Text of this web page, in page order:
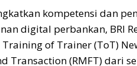
kompetensi dan
digital perbankan, BRI
of Trainer (ToT)
Transaction (RMFT) dari